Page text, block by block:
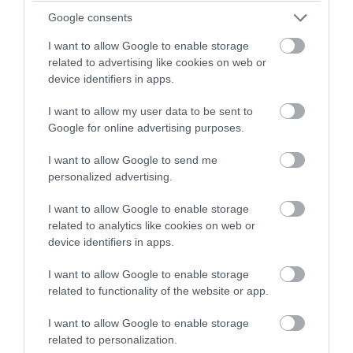
Google consents
I want to allow Google to enable storage
related to advertising like cookies on web or
device identifiers in apps.
I want to allow my user data to be sent to
Google for online advertising purposes.
I want to allow Google to send me
personalized advertising.
I want to allow Google to enable storage
related to analytics like cookies on web or
device identifiers in apps.
I want to allow Google to enable storage
related to functionality of the website or app.
I want to allow Google to enable storage
related to personalization.
Πρόκειται για το μεγαλύτερο Μουντιάλ
που έχει γίνει ποτέ, καθώς με το νέο
format της διοργάνωσης συμμετέχουν
πλέον 48 εθνικές ομάδες, οι οποίες
προηγούμενα Παγκόσμια Κύπελλα ίσχυε
ομάδες που χωρίζονταν σε 8 ομίλους.
Επιπλέον, χρησιμοποιείται μία μέθοδος
που τα τελευταία χρόνια έχει
εφαρμοστεί στα τουρνουά Euro. Ο λόγος
για το σύστημα πρόκρισης για τις
καλύτερες τρίτες εθνικές ομάδες στη
φάση των ομίλων.